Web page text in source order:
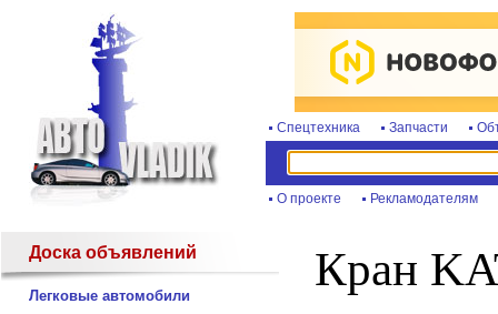
Спецтехника Запчасти
О проекте Рекламодателям
Доска объявлений
Легковые автомобили
Кран